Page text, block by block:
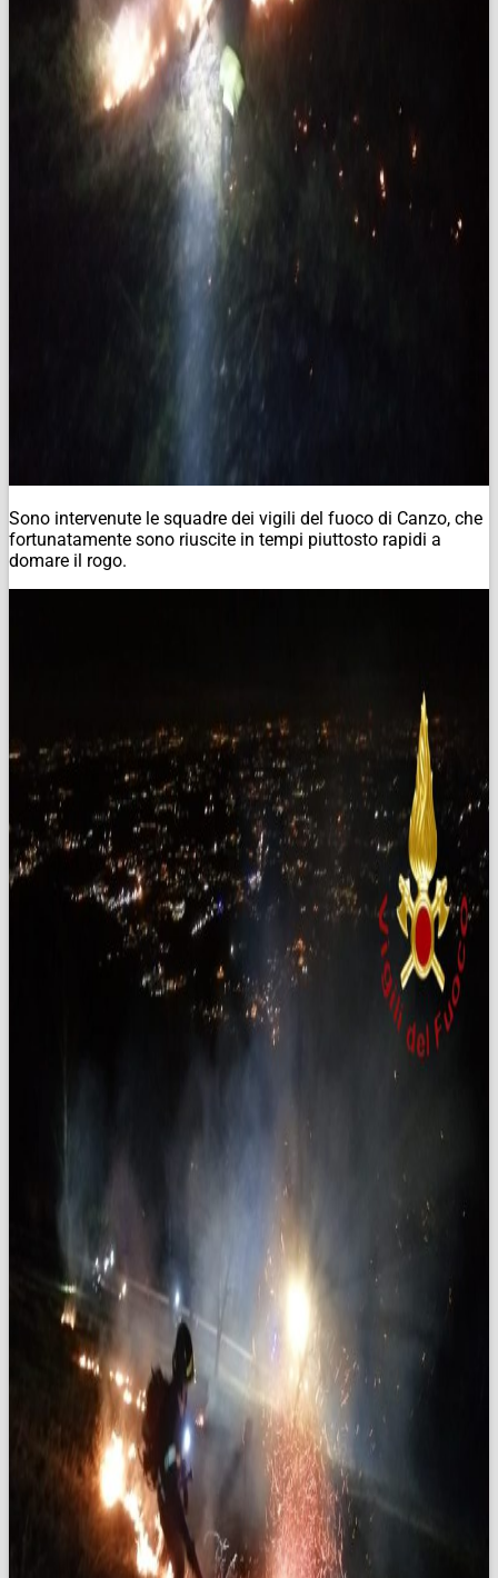
Sono intervenute le squadre dei vigili del fuoco di Canzo, che
fortunatamente sono riuscite in tempi piuttosto rapidi a
domare il rogo.